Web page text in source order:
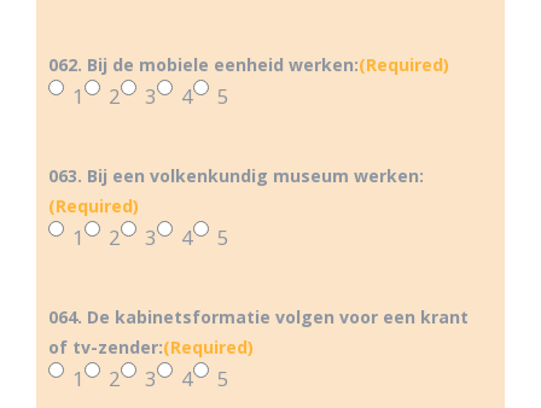
062. Bij de mobiele eenheid werken:(Required)
1 2 3 4 5
063. Bij een volkenkundig museum werken:
(Required)
1 2 3 4 5
064. De kabinetsformatie volgen voor een krant
of tv-zender:(Required)
1 2 3 4 5